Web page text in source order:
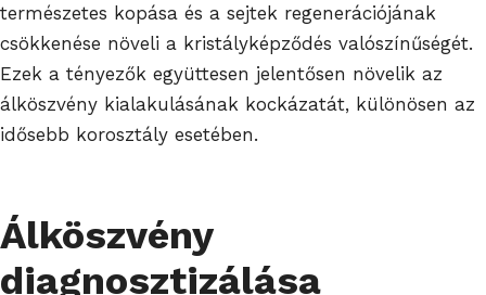
természetes kopása és a sejtek regenerációjának
csökkenése növeli a kristályképződés valószínűségét.
Ezek a tényezők együttesen jelentősen növelik az
álköszvény kialakulásának kockázatát, különösen az
idősebb korosztály esetében.
Álköszvény
diagnosztizálása